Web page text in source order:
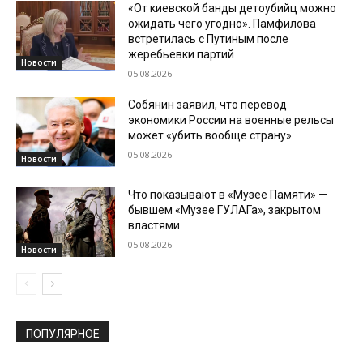
Новости
«От киевской банды детоубийц можно
ожидать чего угодно». Памфилова
встретилась с Путиным после
жеребьевки партий
05.08.2026
Новости
Собянин заявил, что перевод
экономики России на военные рельсы
может «убить вообще страну»
05.08.2026
Новости
Что показывают в «Музее Памяти» —
бывшем «Музее ГУЛАГа», закрытом
властями
05.08.2026
ПОПУЛЯРНОЕ